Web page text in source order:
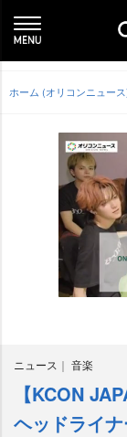
ホーム (オリコンニュー
ニュース 音楽
【KCON
ヘッドライ